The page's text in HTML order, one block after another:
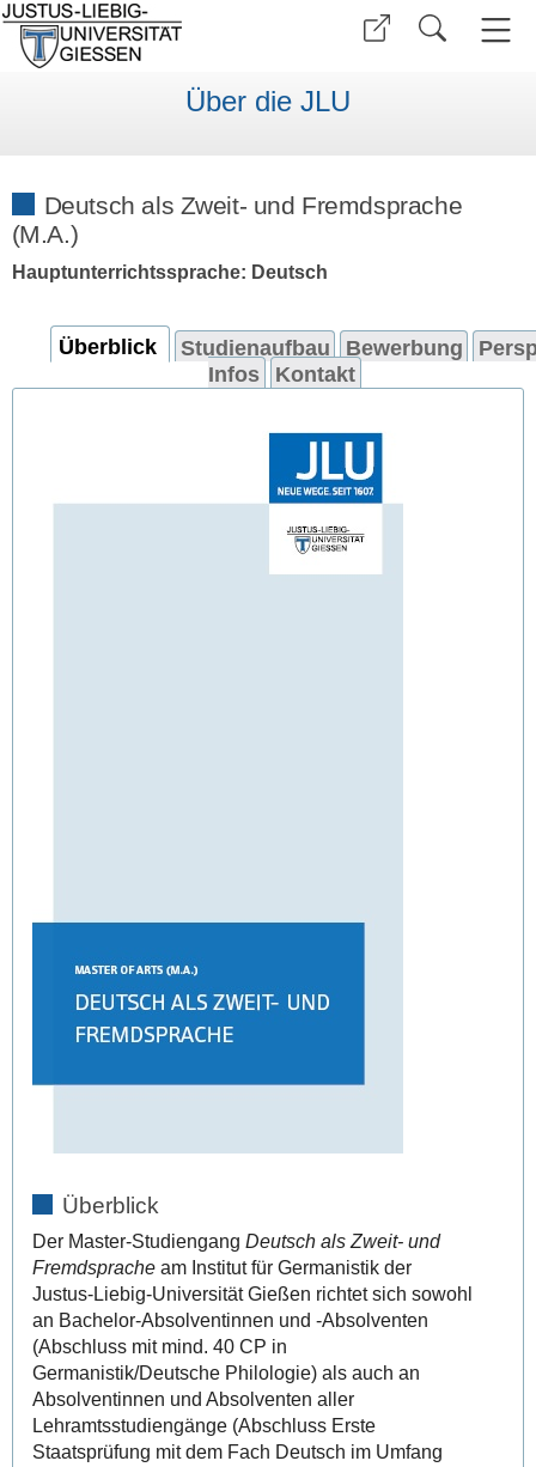
Über die JLU
Deutsch als Zweit- und Fremdsprache
(M.A.)
Hauptunterrichtssprache: Deutsch
Überblick Studienaufbau Bewerbung
Infos
Kontakt
Überblick
Der Master-Studiengang Deutsch als Zweit- und
Fremdspracheam Institut für Germanistik der
Justus-Liebig-Universität Gießen richtet sich sowohl
an Bachelor-Absolventinnen und -Absolventen
(Abschluss mit mind. 40 CP in
Germanistik/Deutsche Philologie) als auch an
Absolventinnen und Absolventen aller
Lehramtsstudiengänge (Abschluss Erste
Staatsprüfung mit dem Fach Deutsch im Umfang